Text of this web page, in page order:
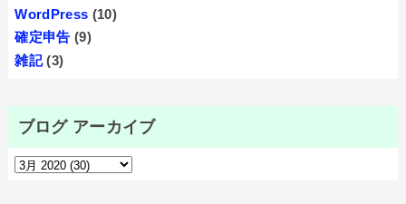
WordPress (10)
確定申告 (9)
雑記 (3)
ブログ アーカイブ